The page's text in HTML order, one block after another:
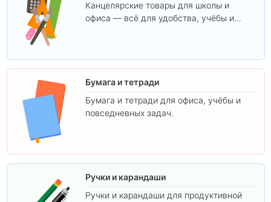
Канцелярские товары для школы и
офиса — всё для удобства, учёбы и
Бумага и тетради
Бумага и тетради для офиса, учёбы и
повседневных задач.
Ручки и карандаши
Ручки и карандаши для продуктивной